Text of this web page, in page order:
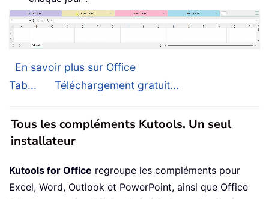
En savoir plus sur Office
Tab...
Téléchargement gratuit...
Tous les compléments Kutools. Un seul
installateur
Kutools for Office regroupe les compléments pour
Excel, Word, Outlook et PowerPoint, ainsi que Office